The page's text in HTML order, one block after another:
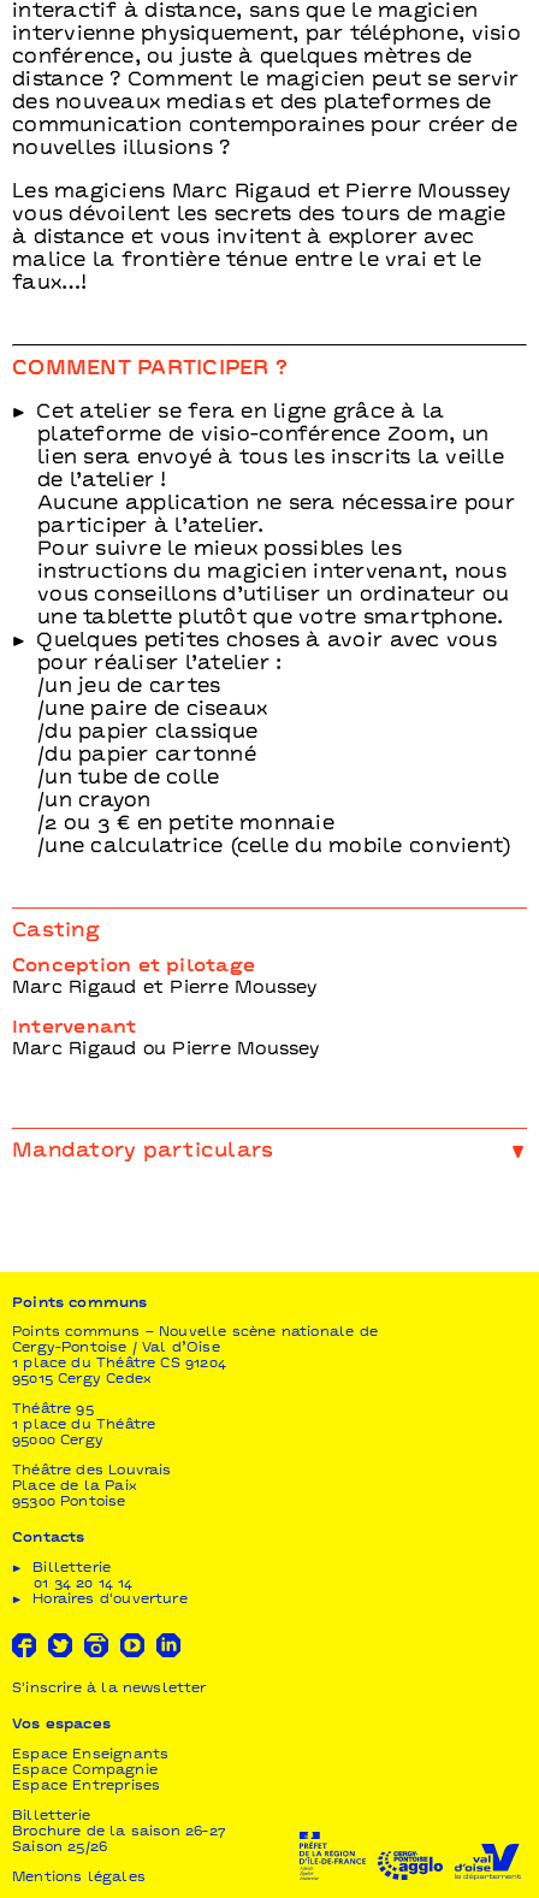
interactif à distance, sans que le magicien
intervienne physiquement, par téléphone, visio
conférence, ou juste à quelques mètres de
distance ? Comment le magicien peut se servir
des nouveaux medias et des plateformes de
communication contemporaines pour créer de
nouvelles illusions ?
Les magiciens Marc Rigaud et Pierre Moussey
vous dévoilent les secrets des tours de magie
à distance et vous invitent à explorer avec
malice la frontière ténue entre le vrai et le
faux…!
COMMENT PARTICIPER ?
Cet atelier se fera en ligne grâce à la
plateforme de visio-conférence Zoom, un
lien sera envoyé à tous les inscrits la veille
de l’atelier !
Aucune application ne sera nécessaire pour
participer à l’atelier.
Pour suivre le mieux possibles les
instructions du magicien intervenant, nous
vous conseillons d’utiliser un ordinateur ou
une tablette plutôt que votre smartphone.
Quelques petites choses à avoir avec vous
pour réaliser l’atelier :
/un jeu de cartes
/une paire de ciseaux
/du papier classique
/du papier cartonné
/un tube de colle
/un crayon
/2 ou 3 € en petite monnaie
/une calculatrice (celle du mobile convient)
Casting
Conception et pilotage
Marc Rigaud et Pierre Moussey
Intervenant
Marc Rigaud ou Pierre Moussey
Mandatory particulars
Maïf Social Club
Points communs
Points communs – Nouvelle scène nationale de
Cergy-Pontoise / Val d’Oise
1 place du Théâtre CS 91204
95015 Cergy Cedex
Théâtre 95
1 place du Théâtre
95000 Cergy
Théâtre des Louvrais
Place de la Paix
95300 Pontoise
Contacts
Billetterie
01 34 20 14 14
Horaires d'ouverture
S'inscrire à la newsletter
Vos espaces
Espace Enseignants
Espace Compagnie
Espace Entreprises
Billetterie
Brochure de la saison 26-27
Saison 25/26
Mentions légales